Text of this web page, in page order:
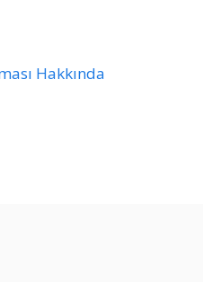
Hakkında